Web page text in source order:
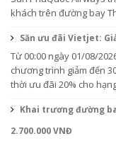
khách trên đường bay
Săn ưu đãi Vietjet:
Từ 00:00 ngày 01/08/
chương trình giảm đến
thời ưu đãi 20% cho
Khai trương đường
2.700.000 VNĐ